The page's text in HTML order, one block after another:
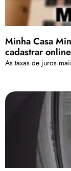
Minha Casa
cadastrar
As taxas de juros